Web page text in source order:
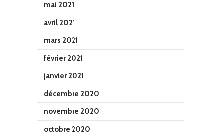
mai 2021
avril 2021
mars 2021
février 2021
janvier 2021
décembre 2020
novembre 2020
octobre 2020